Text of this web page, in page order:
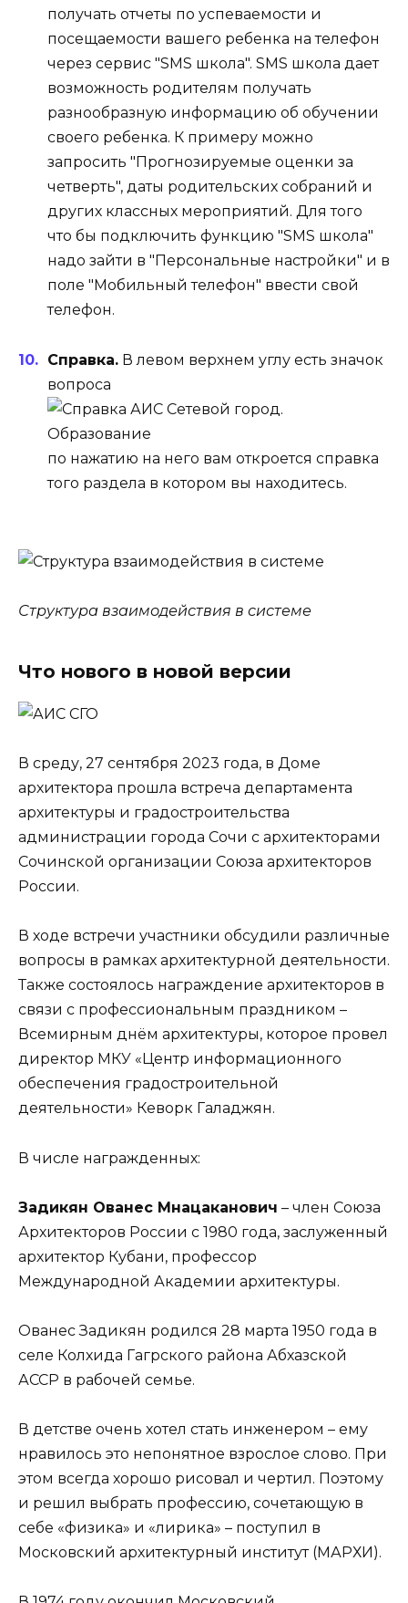
получать отчеты по успеваемости и
посещаемости вашего ребенка на телефон
через сервис "SMS школа". SMS школа дает
возможность родителям получать
разнообразную информацию об обучении
своего ребенка. К примеру можно
запросить "Прогнозируемые оценки за
четверть", даты родительских собраний и
других классных мероприятий. Для того
что бы подключить функцию "SMS школа"
надо зайти в "Персональные настройки" и в
поле "Мобильный телефон" ввести свой
телефон.
Справка. В левом верхнем углу есть значок
вопроса
по нажатию на него вам откроется справка
того раздела в котором вы находитесь.
Структура взаимодействия в системе
Что нового в новой версии
В среду, 27 сентября 2023 года, в Доме
архитектора прошла встреча департамента
архитектуры и градостроительства
администрации города Сочи с архитекторами
Сочинской организации Союза архитекторов
России.
В ходе встречи участники обсудили различные
вопросы в рамках архитектурной деятельности.
Также состоялось награждение архитекторов в
связи с профессиональным праздником –
Всемирным днём архитектуры, которое провел
директор МКУ «Центр информационного
обеспечения градостроительной
деятельности» Кеворк Галаджян.
В числе награжденных:
Задикян Ованес Мнацаканович – член Союза
Архитекторов России с 1980 года, заслуженный
архитектор Кубани, профессор
Международной Академии архитектуры.
Ованес Задикян родился 28 марта 1950 года в
селе Колхида Гагрского района Абхазской
АССР в рабочей семье.
В детстве очень хотел стать инженером – ему
нравилось это непонятное взрослое слово. При
этом всегда хорошо рисовал и чертил. Поэтому
и решил выбрать профессию, сочетающую в
себе «физика» и «лирика» – поступил в
Московский архитектурный институт (МАРХИ).